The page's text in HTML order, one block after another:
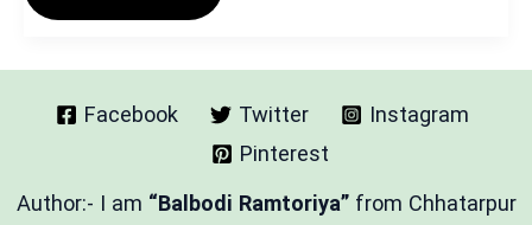
Practice
–
Practice,
SSC
के
लिए
Facebook Twitter
Instagram
Pinterest
Author:- I am “Balbodi Ramtoriya” from Chhatarpur